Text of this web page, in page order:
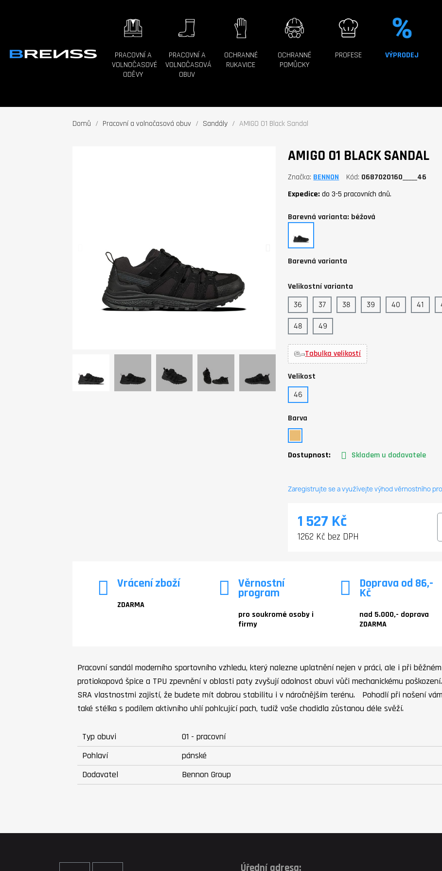
PRACOVNÍ A
VOLNOČASOVÉ
ODĚVY
PRACOVNÍ A
VOLNOČASOVÁ
OBUV
OCHRANNÉ
RUKAVICE
OCHRANNÉ
POMŮCKY
PROFESE VÝPRODEJ
Domů Pracovní a volnočasová obuv Sandály AMIGO O1 Black Sandal
AMIGO O1 BLACK SANDAL
Značka BENNON Kód 0687020160_____46
Expedice:do 3-5 pracovních dnů.
Barevná varianta: béžová
Barevná varianta
Velikostní varianta
36 37 38 39 40 41
48 49
Tabulka velikostí
Velikost
46
Barva
Dostupnost: Skladem u dodavatele
Zaregistrujte se a využívejte výhod věrnostního
1 527 Kč
1262 Kč bez DPH
Vrácení zboží
ZDARMA
Věrnostní
program
pro soukromé osoby i
firmy
Doprava od 86,-
Kč
nad 5.000,- doprava
ZDARMA
Pracovní sandál moderního sportovního vzhledu, který nalezne uplatnění nejen v práci, ale i při
protiokopová špice a TPU zpevnění v oblasti paty zvyšují odolnost obuvi vůči mechanickému
SRA vlastnostmi zajistí, že budete mít dobrou stabilitu i v náročnějším terénu. Pohodlí při nošení
také stélka s podílem aktivního uhlí pohlcující pach, tudíž vaše chodidla zůstanou déle svěží.
Typ obuvi
O1 - pracovní
Pohlaví
pánské
Dodavatel
Bennon Group
Úřední adresa: